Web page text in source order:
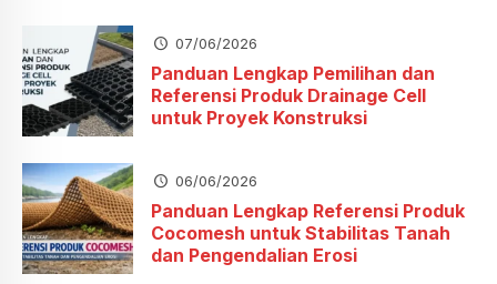
07/06/2026
Panduan Lengkap Pemilihan dan
Referensi Produk Drainage Cell
untuk Proyek Konstruksi
06/06/2026
Panduan Lengkap Referensi Produk
Cocomesh untuk Stabilitas Tanah
dan Pengendalian Erosi